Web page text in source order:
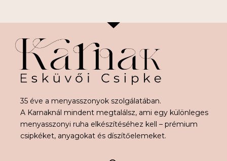
35 éve a menyasszonyok szolgálatában.
A Karnaknál mindent megtalálsz, ami egy különleges
menyasszonyi ruha elkészítéséhez kell – prémium
csipkéket, anyagokat és díszítőelemeket.